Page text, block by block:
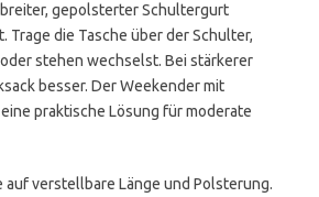
gepolsterter Schultergurt
Trage die Tasche über der Schulter,
stehen wechselst. Bei stärkerer
besser. Der Weekender mit
praktische Lösung für moderate
auf verstellbare Länge und Polsterung.